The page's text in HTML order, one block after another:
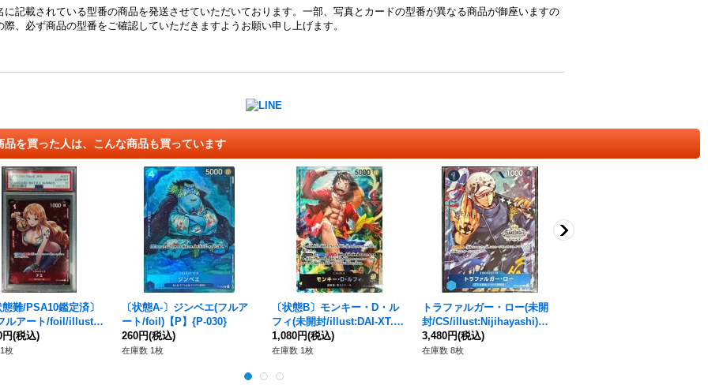
記載されている型番の商品を発送させていただいております。一部、写真とカードの型番が異なる商品が御座いますの
際、必ず商品の型番をご確認していただきますようお願い申し上げます。
品を買った人は、こんな商品も買っています
難/PSA10鑑定済〕
ルアート/foil/illust:K
【C】{ST
円(税込)
枚
〔状態A-〕ジンベエ(フルア
ート/foil)【P】{P-030}
260円(税込)
在庫数 1枚
〔状態B〕モンキー・D・ル
フィ(未開封/illust:DAI-XT.)
【L】{ST13-003}
1,080円(税込)
在庫数 1枚
トラファルガー・ロー(未開
封/CS/illust:Nijihayashi)
【C】{ST03-008}
3,480円(税込)
在庫数 8枚